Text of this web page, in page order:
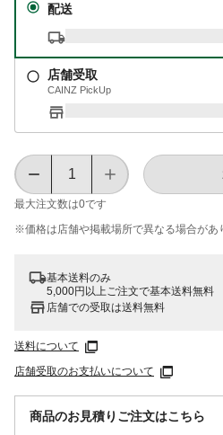
配送
店舗受取
CAINZ PickUp
最大注文数は0です
※価格は​店舗や​掲載場所で​異なる​場合が​あ
基本送料のみ
5,000円以上ご注文で基本送料無料
店舗での受取は送料無料
送料について
店舗受取のお支払いについて
商品のお見積りご注文はこちら